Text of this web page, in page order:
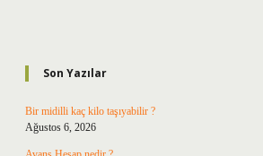
Son Yazılar
Bir midilli kaç kilo taşıyabilir ?
Ağustos 6, 2026